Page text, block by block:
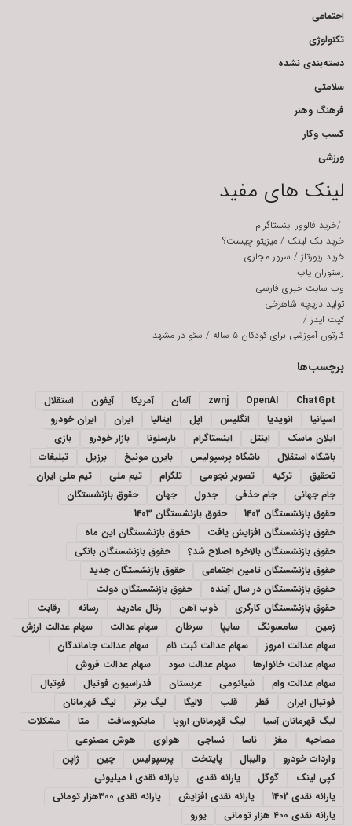
اجتماعی
تکنولوژی
دسته‌بندی نشده
سلامتی
فرهنگ وهنر
کسب وکار
ورزشی
لینک های مفید
/خرید فالوور اینستاگرام
خرید بک لینک / میزیتو چیست؟
خرید رپورتاژ / سرور مجازی
رستوران یاب
وب سایت خبری فارسی
تولید دریچه شاهرخی
کیت ایدز /
کارتون آموزشی برای کودکان ۵ ساله
/ سئو در مشهد
برچسب‌ها
ChatGpt
OpenAI
zwnj آلمان آمریکا آیفون
استقلال
اسپانیا
انویدیا انگلیس اپل ایتالیا ایران
ایران خودرو
ایلان ماسک
اینتل اینستاگرام بارسلونا بازار خودرو
بازی
باشگاه استقلال
باشگاه پرسپولیس بایرن مونیخ برزیل
تبلیغات
تحقیق
ترکیه تصویر نجومی تلگرام تیم ملی
تیم ملی ایران
جام جهانی
جام حذفی جدول جهان
حقوق بازنشستگان
حقوق بازنشستگان 1402
حقوق بازنشستگان 1403
حقوق بازنشستگان افزایش یافت
حقوق بازنشستگان این ماه
حقوق بازنشستگان بالاخره اصلاح شد؟
حقوق بازنشستگان بانکی
حقوق بازنشستگان تامین اجتماعی
حقوق بازنشستگان جدید
حقوق بازنشستگان در سال آینده
حقوق بازنشستگان دولت
حقوق بازنشستگان کارگری
ذوب آهن رئال مادرید رسانه
رقابت
زمین
سامسونگ سایپا سرطان سهام عدالت
سهام عدالت ارزش
سهام عدالت امروز
سهام عدالت ثبت نام
سهام عدالت جاماندگان
سهام عدالت خانوارها
سهام عدالت سود
سهام عدالت فروش
سهام عدالت وام
شیائومی عربستان فدراسیون فوتبال
فوتبال
فوتبال ایران
قطر قلب لالیگا لیگ برتر
لیگ قهرمانان
لیگ قهرمانان آسیا
لیگ قهرمانان اروپا مایکروسافت متا
مشکلات
مصاحبه
مغز ناسا نساجی هواوی
هوش مصنوعی
واردات خودرو
والیبال پایتخت پرسپولیس چین
ژاپن
کپی لینک
گوگل یارانه نقدی
یارانه نقدی 1 میلیونی
یارانه نقدی 1402
یارانه نقدی افزایش
یارانه نقدی ۳۰۰هزار تومانی
یارانه نقدی ۴۰۰ هزار تومانی
یورو